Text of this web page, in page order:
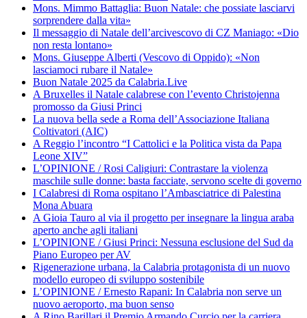
Mons. Mimmo Battaglia: Buon Natale: che possiate lasciarvi
sorprendere dalla vita»
Il messaggio di Natale dell’arcivescovo di CZ Maniago: «Dio
non resta lontano»
Mons. Giuseppe Alberti (Vescovo di Oppido): «Non
lasciamoci rubare il Natale»
Buon Natale 2025 da Calabria.Live
A Bruxelles il Natale calabrese con l’evento Christojenna
promosso da Giusi Princi
La nuova bella sede a Roma dell’Associazione Italiana
Coltivatori (AIC)
A Reggio l’incontro “I Cattolici e la Politica vista da Papa
Leone XIV”
L’OPINIONE / Rosi Caligiuri: Contrastare la violenza
maschile sulle donne: basta facciate, servono scelte di governo
I Calabresi di Roma ospitano l’Ambasciatrice di Palestina
Mona Abuara
A Gioia Tauro al via il progetto per insegnare la lingua araba
aperto anche agli italiani
L’OPINIONE / Giusi Princi: Nessuna esclusione del Sud da
Piano Europeo per AV
Rigenerazione urbana, la Calabria protagonista di un nuovo
modello europeo di sviluppo sostenibile
L’OPINIONE / Ernesto Rapani: In Calabria non serve un
nuovo aeroporto, ma buon senso